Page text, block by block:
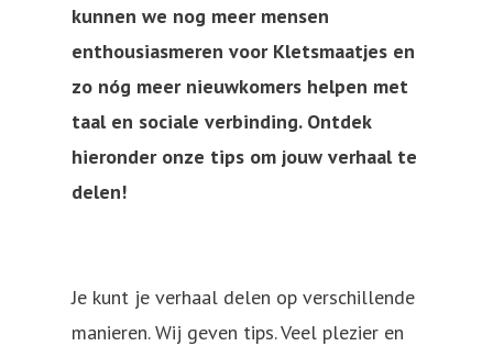
kunnen we nog meer mensen
enthousiasmeren voor Kletsmaatjes en
zo nóg meer nieuwkomers helpen met
taal en sociale verbinding. Ontdek
hieronder onze tips om jouw verhaal te
delen!
Je kunt je verhaal delen op verschillende
manieren. Wij geven tips. Veel plezier en